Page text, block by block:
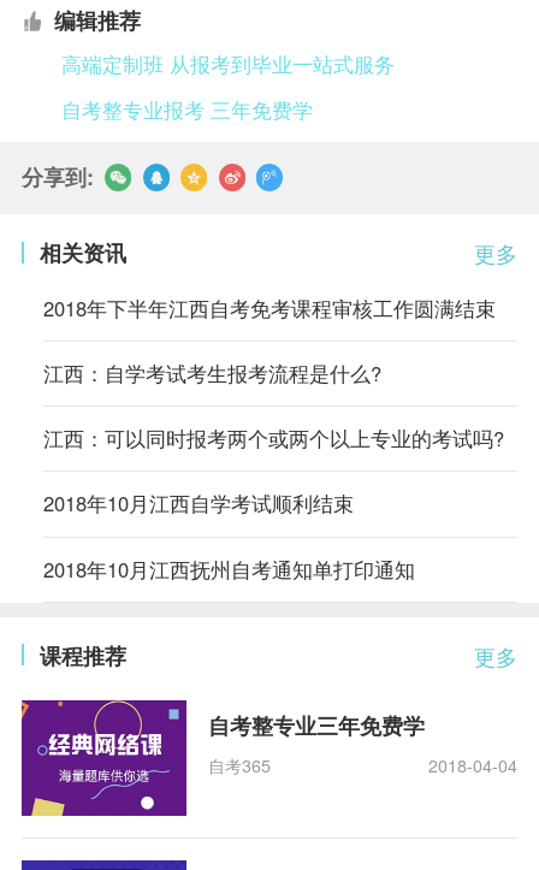
编辑推荐
高端定制班 从报考到毕业一站式服务
自考整专业报考 三年免费学
分享到:
更多
相关资讯
2018年下半年江西自考免考课程审核工作圆满结束
江西：自学考试考生报考流程是什么?
江西：可以同时报考两个或两个以上专业的考试吗?
2018年10月江西自学考试顺利结束
2018年10月江西抚州自考通知单打印通知
更多
课程推荐
自考整专业三年免费学
自考365 2018-04-04